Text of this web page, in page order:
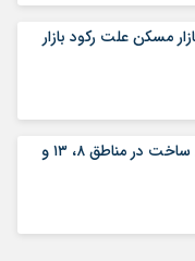
مسکن علت رکود بازار
قیمت آپارتمان زیر ۱۰ سال ساخت در مناطق ۸، ۱۳ و